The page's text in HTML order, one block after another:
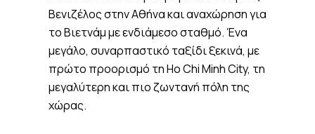
Βενιζέλος στην Αθήνα και αναχώρηση για
το Βιετνάμ με ενδιάμεσο σταθμό. Ένα
μεγάλο, συναρπαστικό ταξίδι ξεκινά, με
πρώτο προορισμό τη Ho Chi Minh City, τη
μεγαλύτερη και πιο ζωντανή πόλη της
χώρας.